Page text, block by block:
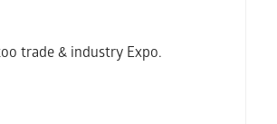
trade & industry Expo.